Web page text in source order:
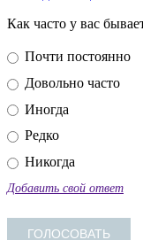
Как часто у вас
Почти постоянно
Довольно часто
Иногда
Редко
Никогда
Добавить свой ответ